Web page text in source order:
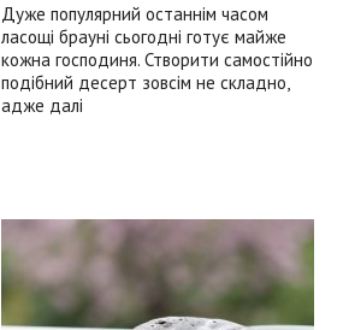
Дуже популярний останнім часом
ласощі брауні сьогодні готує майже
кожна господиня. Створити самостійно
подібний десерт зовсім не складно,
адже далі